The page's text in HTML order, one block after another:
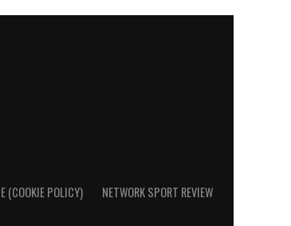
(COOKIE POLICY) NETWORK SPORT REVIEW